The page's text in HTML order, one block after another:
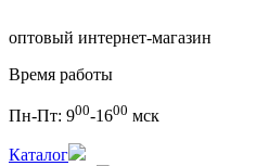
оптовый интернет-магазин
Время работы
Пн-Пт: 900-1600 мск
Каталог